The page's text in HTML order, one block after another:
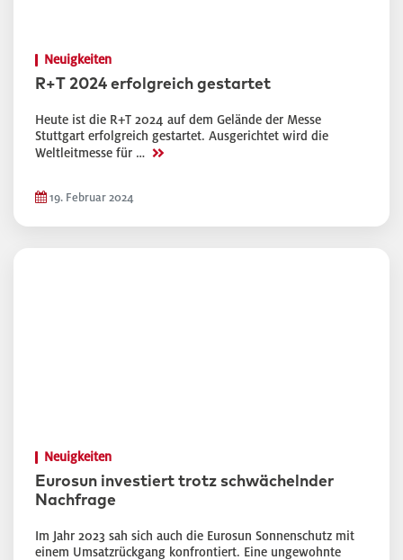
Neuigkeiten
R+T 2024 erfolgreich gestartet
Heute ist die R+T 2024 auf dem Gelände der Messe
Stuttgart erfolgreich gestartet. Ausgerichtet wird die
Weltleitmesse für … >>
19. Februar 2024
Neuigkeiten
Eurosun investiert trotz schwächelnder
Nachfrage
Im Jahr 2023 sah sich auch die Eurosun Sonnenschutz mit
einem Umsatzrückgang konfrontiert. Eine ungewohnte